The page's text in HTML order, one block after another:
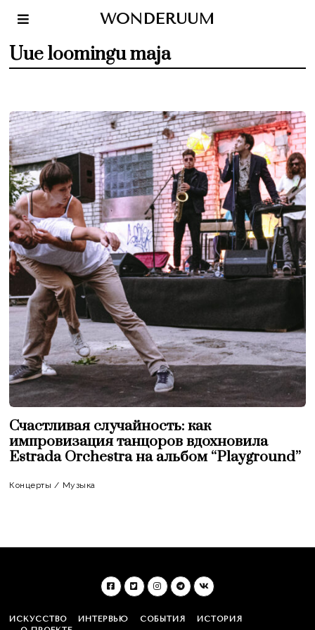
WONDERUUM
Uue loomingu maja
Счастливая случайность: как
импровизация танцоров вдохновила
Estrada Orchestra на альбом “Playground”
Концерты / Музыка
ИСКУССТВО ИНТЕРВЬЮ СОБЫТИЯ
ИСТОРИЯ